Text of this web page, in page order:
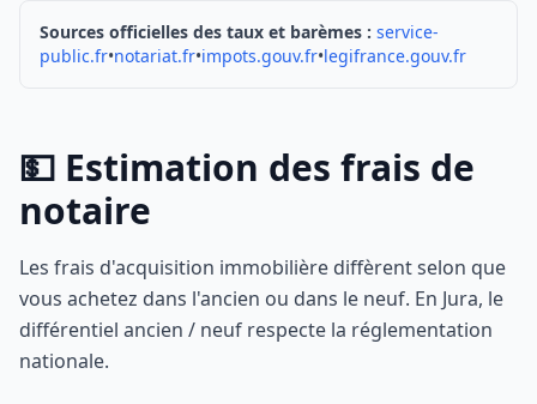
Sources officielles des taux et barèmes : service-
public.fr•notariat.fr•impots.gouv.fr•legifrance.gouv.fr
💵 Estimation des frais de
notaire
Les frais d'acquisition immobilière diffèrent selon que
vous achetez dans l'ancien ou dans le neuf. En Jura, le
différentiel ancien / neuf respecte la réglementation
nationale.